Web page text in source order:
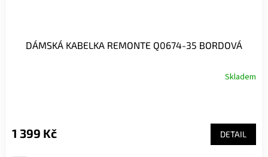
DÁMSKÁ KABELKA REMONTE Q0674-35 BORDOVÁ
Skladem
1 399 Kč DETAIL